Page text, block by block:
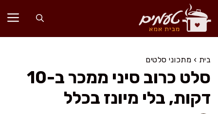
לדלג
לתוכן
בית › מתכוני סלטים
סלט כרוב סיני ממכר ב-10
דקות, בלי מיונז בכלל